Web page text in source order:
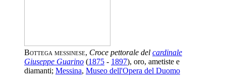
Bottega messinese, Croce pettorale del cardinale
Giuseppe Guarino (1875 - 1897), oro, ametiste e
diamanti; Messina, Museo dell'Opera del Duomo